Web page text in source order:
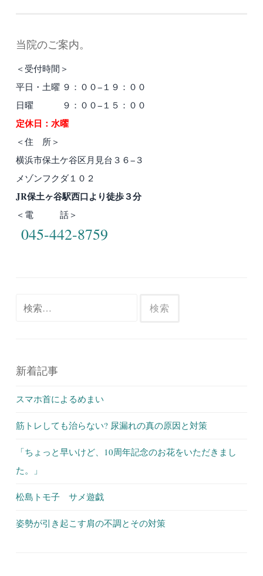
当院のご案内。
＜受付時間＞
平日・土曜 ９：００−１９：００
日曜 ９：００−１５：００
定休日：水曜
＜住 所＞
横浜市保土ケ谷区月見台３６−３
メゾンフクダ１０２
JR保土ヶ谷駅西口より徒歩３分
＜電 話＞
045-442-8759
新着記事
スマホ首によるめまい
筋トレしても治らない? 尿漏れの真の原因と対策
「ちょっと早いけど、10周年記念のお花をいただきまし
た。」
松島トモ子 サメ遊戯
姿勢が引き起こす肩の不調とその対策